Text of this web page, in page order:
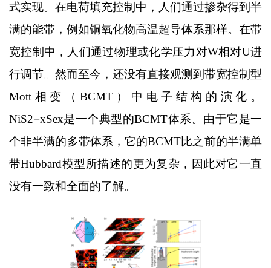
式实现。在电荷填充控制中，人们通过掺杂得到半
满的能带，例如铜氧化物高温超导体系那样。在带
宽控制中，人们通过物理或化学压力对W相对U进
行调节。然而至今，还没有直接观测到带宽控制型
Mott 相变（ BCMT）中电子结构的演化。
NiS2−xSex是一个典型的BCMT体系。由于它是一
个非半满的多带体系，它的BCMT比之前的半满单
带Hubbard模型所描述的更为复杂，因此对它一直
没有一致和全面的了解。